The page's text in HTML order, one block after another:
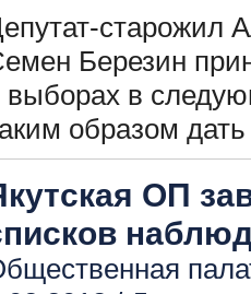
старожил
Березин
выборах в
образом
ОП